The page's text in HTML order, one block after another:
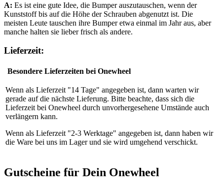
A: Es ist eine gute Idee, die Bumper auszutauschen, wenn der
Kunststoff bis auf die Höhe der Schrauben abgenutzt ist. Die
meisten Leute tauschen ihre Bumper etwa einmal im Jahr aus, aber
manche halten sie lieber frisch als andere.
Lieferzeit:
Besondere Lieferzeiten bei Onewheel
Wenn als Lieferzeit "14 Tage" angegeben ist, dann warten wir
gerade auf die nächste Lieferung. Bitte beachte, dass sich die
Lieferzeit bei Onewheel durch unvorhergesehene Umstände auch
verlängern kann.
Wenn als Lieferzeit "2-3 Werktage" angegeben ist, dann haben wir
die Ware bei uns im Lager und sie wird umgehend verschickt.
Gutscheine für Dein Onewheel